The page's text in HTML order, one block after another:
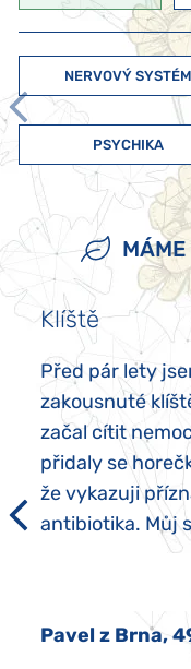
NERVOVÝ SYSTÉM
PSYCHIKA
Klíště
Před pár lety
zakousnuté
začal cítit
přidaly se
že vykazuji
antibiotika. Můj
Pavel z Brna,